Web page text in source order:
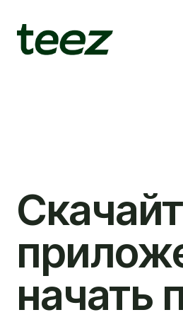
начать